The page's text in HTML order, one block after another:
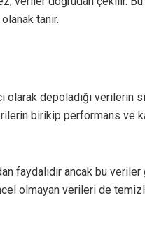
tanır.
olarak depoladığı verilerin
birikip performans ve
faydalıdır ancak bu
olmayan verileri de